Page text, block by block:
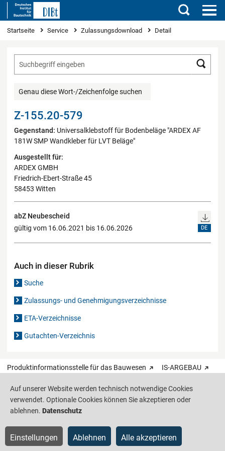
Suchen
Sie sind hier
Startseite Service Zulassungsdownload Detail
Genau diese Wort-/Zeichenfolge suchen
Z-155.20-579
Gegenstand: Universalklebstoff für Bodenbeläge "ARDEX AF
181W SMP Wandkleber für LVT Beläge"
Ausgestellt für:
ARDEX GMBH
Friedrich-Ebert-Straße 45
58453 Witten
abZ Neubescheid
gültig vom 16.06.2021 bis 16.06.2026
DE
Auch in dieser Rubrik
Suche
Zulassungs- und Genehmigungsverzeichnisse
ETA-Verzeichnisse
Gutachten-Verzeichnis
Produktinformationsstelle für das Bauwesen IS-ARGEBAU
Barrierefreiheit Datenschutz Impressum Sitemap
Auf unserer Website werden technisch notwendige Cookies
verwendet. Optionale Cookies können Sie akzeptieren oder
ablehnen. Datenschutz
Einstellungen Ablehnen Alle akzeptieren